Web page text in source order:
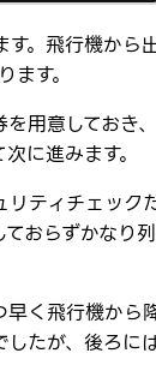
す。飛行機から
す。
用意しておき、
に進みます。
リティチェック
おらずかなり列
早く飛行機から
したが、後ろに